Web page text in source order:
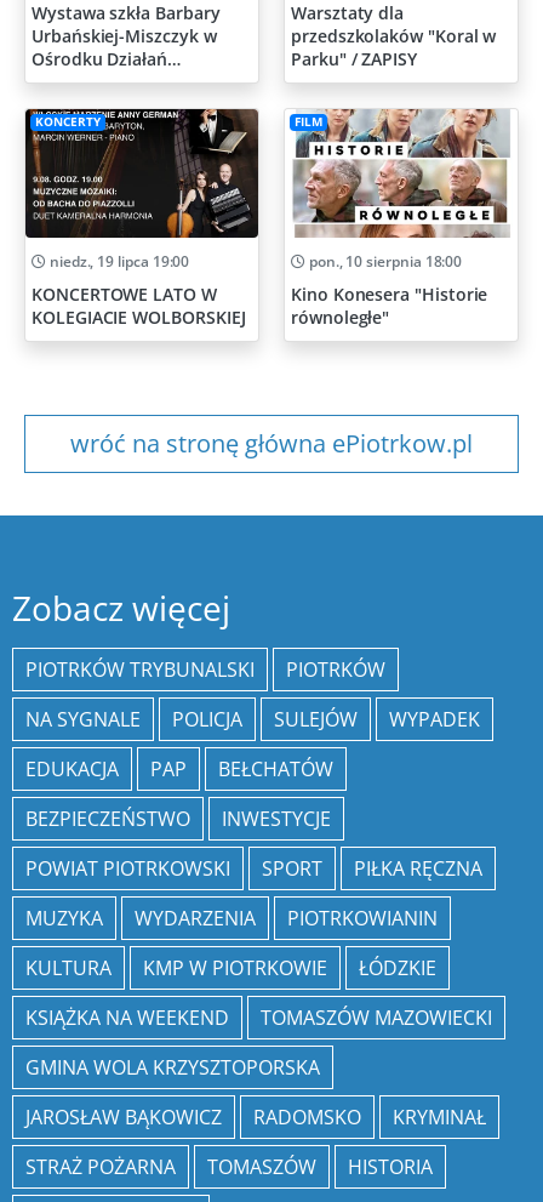
Wystawa szkła Barbary
Urbańskiej-Miszczyk w
Ośrodku Działań
Artystycznych
Warsztaty dla
przedszkolaków "Koral w
Parku" / ZAPISY
KONCERTY
niedz., 19 lipca 19:00
KONCERTOWE LATO W
KOLEGIACIE WOLBORSKIEJ
FILM
pon., 10 sierpnia 18:00
Kino Konesera "Historie
równoległe"
wróć na stronę główna ePiotrkow.pl
Zobacz więcej
PIOTRKÓW TRYBUNALSKI
PIOTRKÓW
NA SYGNALE
POLICJA SULEJÓW
WYPADEK
EDUKACJA
PAP
BEŁCHATÓW
BEZPIECZEŃSTWO
INWESTYCJE
POWIAT PIOTRKOWSKI
SPORT
PIŁKA RĘCZNA
MUZYKA
WYDARZENIA
PIOTRKOWIANIN
KULTURA
KMP W PIOTRKOWIE
ŁÓDZKIE
KSIĄŻKA NA WEEKEND
TOMASZÓW MAZOWIECKI
GMINA WOLA KRZYSZTOPORSKA
JAROSŁAW BĄKOWICZ
RADOMSKO
KRYMINAŁ
STRAŻ POŻARNA
TOMASZÓW
HISTORIA